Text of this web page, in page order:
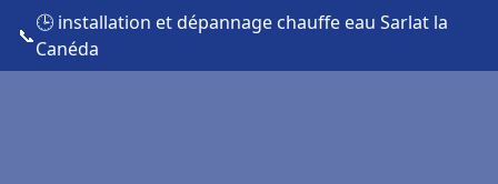
📞
🕒 installation et dépannage chauffe eau Sarlat la
Canéda